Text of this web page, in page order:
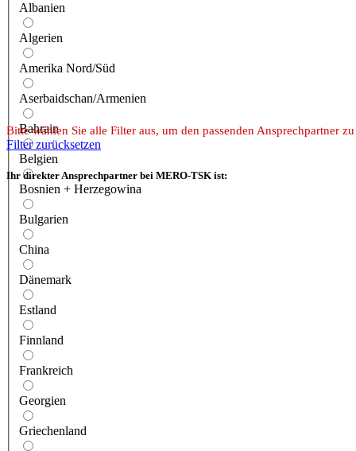
Albanien
Algerien
Amerika Nord/Süd
Aserbaidschan/Armenien
Bahrain
Belgien
Bosnien + Herzegowina
Bulgarien
China
Dänemark
Estland
Finnland
Frankreich
Georgien
Griechenland
Bitte wählen Sie alle Filter aus, um den passenden Ansprechpartner zu
Filter zurücksetzen
Ihr direkter Ansprechpartner bei MERO-TSK ist: